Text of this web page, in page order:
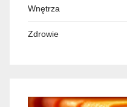
Wnętrza
Zdrowie